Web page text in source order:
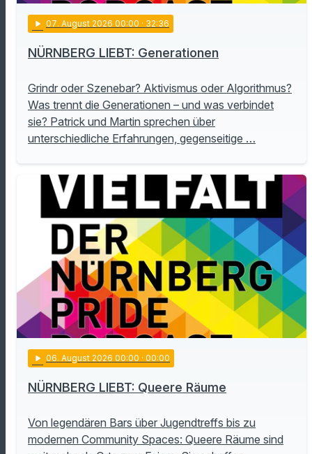
play_arrow 07. August 2026 00:00 · 32:36
NÜRNBERG LIEBT: Generationen
Grindr oder Szenebar? Aktivismus oder Algorithmus?
Was trennt die Generationen – und was verbindet
sie? Patrick und Martin sprechen über
unterschiedliche Erfahrungen, gegenseitige …
play_arrow 06. August 2026 00:00 · 00:00
NÜRNBERG LIEBT: Queere Räume
Von legendären Bars über Jugendtreffs bis zu
modernen Community Spaces: Queere Räume sind